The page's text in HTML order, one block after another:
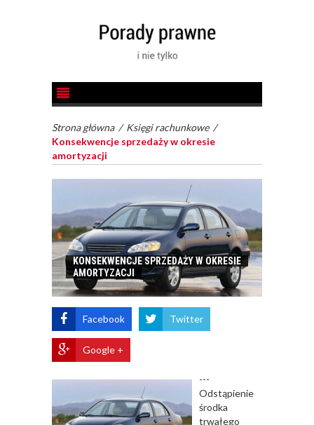
Strona główna / Księgi rachunkowe /
Konsekwencje sprzedaży w okresie
amortyzacji
KONSEKWENCJE SPRZEDAŻY W OKRESIE
AMORTYZACJI
Facebook Twitter
Google +
---
Odstąpienie
środka
trwałego